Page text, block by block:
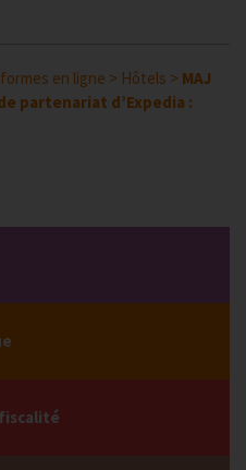
en ligne > Hôtels > MAJ
partenariat d’Expedia :